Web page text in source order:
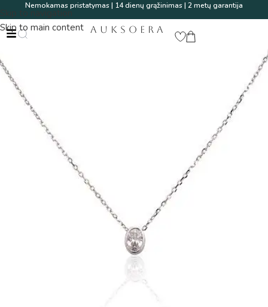
Skip to navigation
Skip to main content
Nemokamas pristatymas | 14 dienų grąžinimas | 2 metų garantija
AUKSOERA